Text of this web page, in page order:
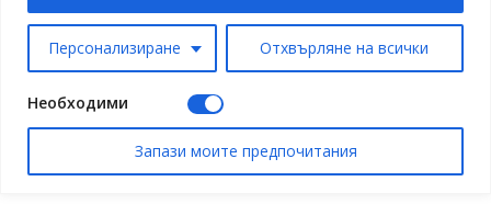
Персонализиране Отхвърляне на всички
Необходими
Запази моите предпочитания